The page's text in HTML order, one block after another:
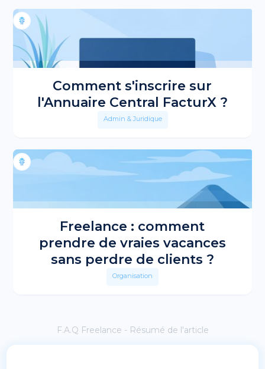
Comment s'inscrire sur
l'Annuaire Central FacturX ?
Admin & Juridique
Freelance : comment
prendre de vraies vacances
sans perdre de clients ?
Organisation
F.A.Q Freelance - Résumé de l'article